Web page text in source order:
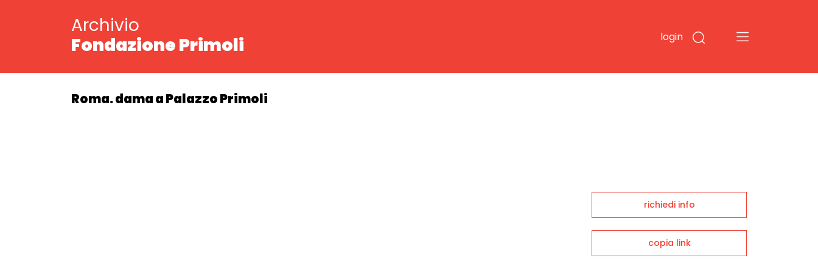
Archivio
Fondazione Primoli
login
Roma. dama a Palazzo Primoli
richiedi info
copia link